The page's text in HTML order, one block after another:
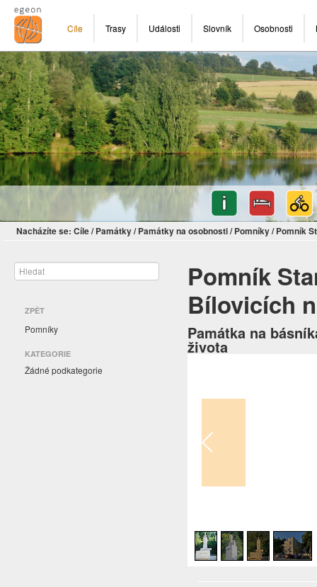
Cíle Trasy Události Slovník Osobnosti
Nacházíte se: Cíle/ Památky/ Památky na osobnosti/ Pomníky/ Pomník
ZPĚT
Pomníky
KATEGORIE
Žádné podkategorie
Pomník
Bílovicích
Památka na
života